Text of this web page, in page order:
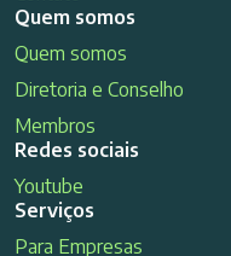
Quem somos
Quem somos
Diretoria e Conselho
Membros
Redes sociais
Youtube
Serviços
Para Empresas